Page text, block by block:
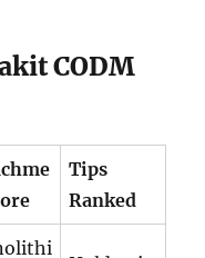
CODM
Tips
Ranked